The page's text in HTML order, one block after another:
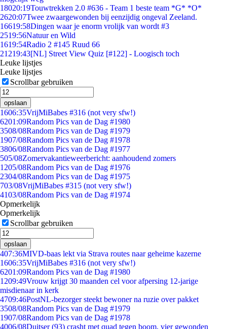
18020:19Touwtrekken 2.0 #636 - Team 1 beste team *G* *O*
2620:07Twee zwaargewonden bij eenzijdig ongeval Zeeland.
16619:58Dingen waar je enorm vrolijk van wordt #3
2519:56Natuur en Wild
1619:54Radio 2 #145 Ruud 66
21219:43[NL] Street View Quiz [#122] - Loogisch toch
Leuke lijstjes
Leuke lijstjes
Scrollbar gebruiken
opslaan
1606:35VrijMiBabes #316 (not very sfw!)
6201:09Random Pics van de Dag #1980
3508/08Random Pics van de Dag #1979
1907/08Random Pics van de Dag #1978
3806/08Random Pics van de Dag #1977
505/08Zomervakantieweerbericht: aanhoudend zomers
1205/08Random Pics van de Dag #1976
2304/08Random Pics van de Dag #1975
703/08VrijMiBabes #315 (not very sfw!)
4103/08Random Pics van de Dag #1974
Opmerkelijk
Opmerkelijk
Scrollbar gebruiken
opslaan
407:36MIVD-baas lekt via Strava routes naar geheime kazerne
1606:35VrijMiBabes #316 (not very sfw!)
6201:09Random Pics van de Dag #1980
1209:49Vrouw krijgt 30 maanden cel voor afpersing 12-jarige
misdienaar in kerk
4709:46PostNL-bezorger steekt bewoner na ruzie over pakket
3508/08Random Pics van de Dag #1979
1907/08Random Pics van de Dag #1978
4006/08Duitser (93) crasht met quad tegen boom, vier gewonden